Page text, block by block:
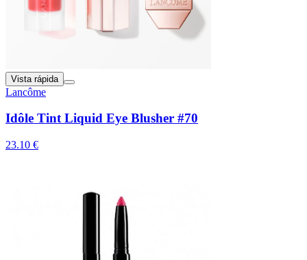
Vista rápida
Lancôme
Idôle Tint Liquid Eye Blusher #70
23.10 €